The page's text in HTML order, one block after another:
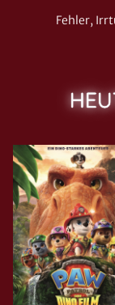
Fehler,